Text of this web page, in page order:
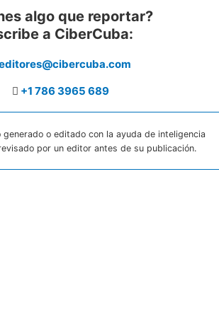
algo que reportar?
a CiberCuba:
+1 786 3965 689
o editado con la ayuda de inteligencia
por un editor antes de su publicación.